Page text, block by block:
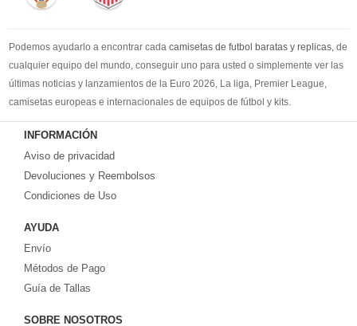
Podemos ayudarlo a encontrar cada camisetas de futbol baratas y replicas, de
cualquier equipo del mundo, conseguir uno para usted o simplemente ver las
últimas noticias y lanzamientos de la Euro 2026, La liga, Premier League,
camisetas europeas e internacionales de equipos de fútbol y kits.
Comprecamisetas de futbol baratasen la tienda deportiva más grande de
Europa. ¡Grandes ofertas en todas las camisetas del club de fútbol, ​​kits
europeos e internacionales, todo a los precios más bajos!
Compre nuestra gran selección de
equipaciones, camisetas y un portero a partir de €17.6. Diseños de fútbol
INFORMACIÓN
Aviso de privacidad
Devoluciones y Reembolsos
Condiciones de Uso
AYUDA
Envío
Métodos de Pago
Guía de Tallas
SOBRE NOSOTROS